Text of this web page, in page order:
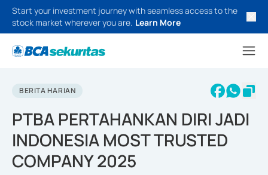
Start your investment journey with seamless access to the
stock market wherever you are. Learn More
BERITA HARIAN
PTBA PERTAHANKAN DIRI JADI
INDONESIA MOST TRUSTED
COMPANY 2025